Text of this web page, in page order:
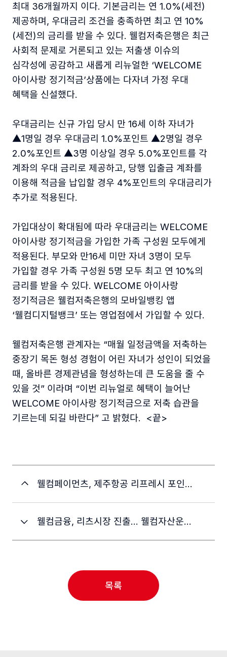
최대 36개월까지 이다. 기본금리는 연 1.0%(세전)
제공하며, 우대금리 조건을 충족하면 최고 연 10%
(세전)의 금리를 받을 수 있다. 웰컴저축은행은 최근
사회적 문제로 거론되고 있는 저출생 이슈의
심각성에 공감하고 새롭게 리뉴얼한 ‘WELCOME
아이사랑 정기적금’상품에는 다자녀 가정 우대
혜택을 신설했다.
우대금리는 신규 가입 당시 만 16세 이하 자녀가
▲1명일 경우 우대금리 1.0%포인트 ▲2명일 경우
2.0%포인트 ▲3명 이상일 경우 5.0%포인트를 각
계좌의 우대 금리로 제공하고, 당행 입출금 계좌를
이용해 적금을 납입할 경우 4%포인트의 우대금리가
추가로 적용된다.
가입대상이 확대됨에 따라 우대금리는 WELCOME
아이사랑 정기적금을 가입한 가족 구성원 모두에게
적용된다. 부모와 만16세 미만 자녀 3명이 모두
가입할 경우 가족 구성원 5명 모두 최고 연 10%의
금리를 받을 수 있다. WELCOME 아이사랑
정기적금은 웰컴저축은행의 모바일뱅킹 앱
‘웰컴디지털뱅크’ 또는 영업점에서 가입할 수 있다.
웰컴저축은행 관계자는 “매월 일정금액을 저축하는
중장기 목돈 형성 경험이 어린 자녀가 성인이 되었을
때, 올바른 경제관념을 형성하는데 큰 도움을 줄 수
있을 것” 이라며 “이번 리뉴얼로 혜택이 늘어난
WELCOME 아이사랑 정기적금으로 저축 습관을
기르는데 되길 바란다” 고 밝혔다. <끝>
웰컴페이먼츠, 제주항공 리프레시 포인트 전환 서비스 오픈
웰컴금융, 리츠시장 진출… 웰컴자산운용, AMC 본인가 받아
목록